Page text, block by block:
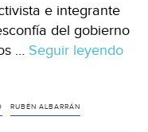
e integrante
del gobierno
… Seguir leyendo
RUBÉN ALBARRÁN